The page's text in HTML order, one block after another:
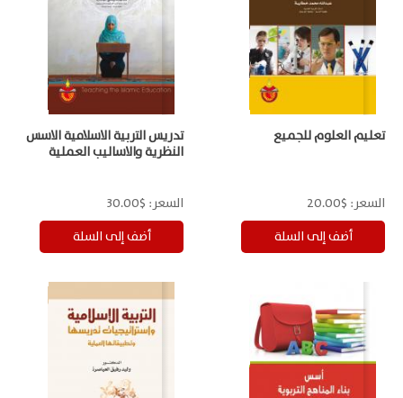
تعليم العلوم للجميع
السعر: $20.00
تدريس التربية الاسلامية الاسس
النظرية والاساليب العملية
السعر: $30.00